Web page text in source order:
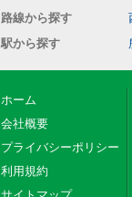
路線から探す
駅から探す
ホーム
会社概要
プライバシーポリシー
利用規約